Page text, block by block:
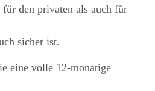
für den privaten als auch für
sicher ist.
eine volle 12-monatige